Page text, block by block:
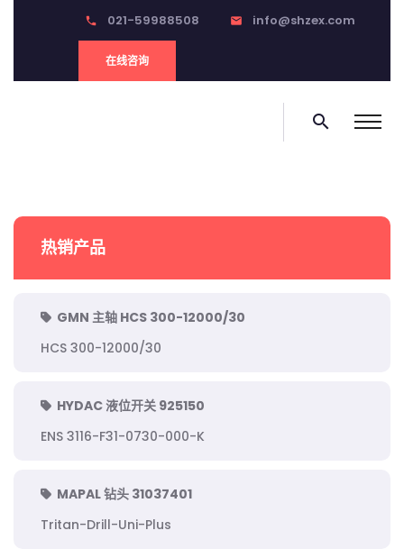
phone 021-59988508 email info@shzex.com
在线咨询
search
热销产品
GMN 主轴 HCS 300-12000/30
HCS 300-12000/30
HYDAC 液位开关 925150
ENS 3116-F31-0730-000-K
MAPAL 钻头 31037401
Tritan-Drill-Uni-Plus